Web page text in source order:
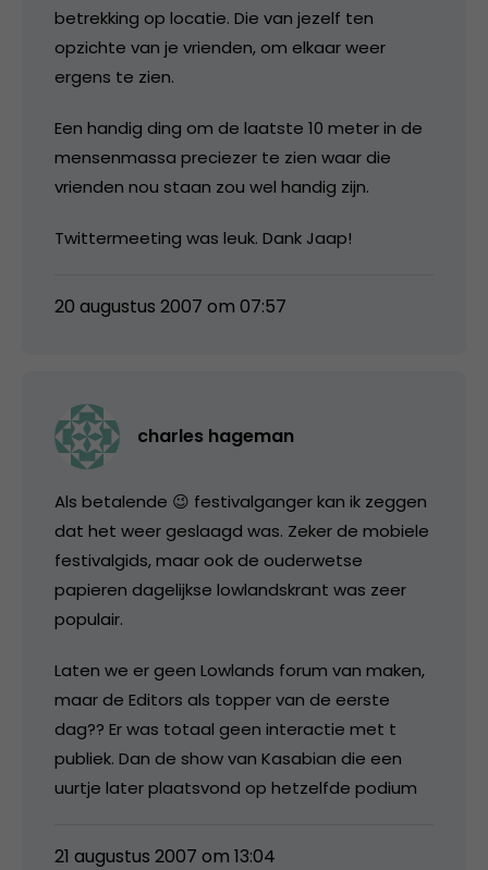
betrekking op locatie. Die van jezelf ten
opzichte van je vrienden, om elkaar weer
ergens te zien.
Een handig ding om de laatste 10 meter in de
mensenmassa preciezer te zien waar die
vrienden nou staan zou wel handig zijn.
Twittermeeting was leuk. Dank Jaap!
20 augustus 2007 om 07:57
charles hageman
Als betalende 😉 festivalganger kan ik zeggen
dat het weer geslaagd was. Zeker de mobiele
festivalgids, maar ook de ouderwetse
papieren dagelijkse lowlandskrant was zeer
populair.
Laten we er geen Lowlands forum van maken,
maar de Editors als topper van de eerste
dag?? Er was totaal geen interactie met t
publiek. Dan de show van Kasabian die een
uurtje later plaatsvond op hetzelfde podium
21 augustus 2007 om 13:04